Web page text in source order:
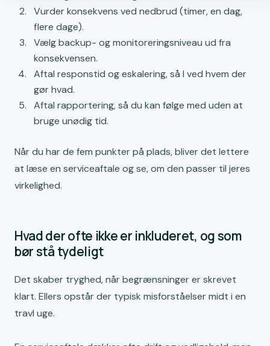
Vurder konsekvens ved nedbrud (timer, en dag,
flere dage).
Vælg backup- og monitoreringsniveau ud fra
konsekvensen.
Aftal responstid og eskalering, så I ved hvem der
gør hvad.
Aftal rapportering, så du kan følge med uden at
bruge unødig tid.
Når du har de fem punkter på plads, bliver det lettere
at læse en serviceaftale og se, om den passer til jeres
virkelighed.
Hvad der ofte ikke er inkluderet, og som
bør stå tydeligt
Det skaber tryghed, når begrænsninger er skrevet
klart. Ellers opstår der typisk misforståelser midt i en
travl uge.